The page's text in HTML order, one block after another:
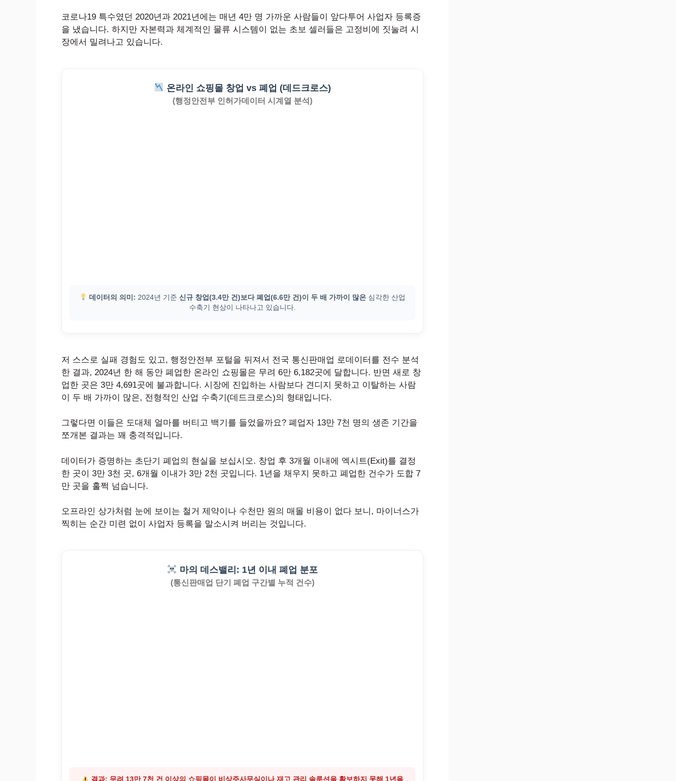
코로나19 특수였던 2020년과 2021년에는 매년 4만 명 가까운 사람들이 앞다투어 사업자 등록증
을 냈습니다. 하지만 자본력과 체계적인 물류 시스템이 없는 초보 셀러들은 고정비에 짓눌려 시
장에서 밀려나고 있습니다.
온라인 쇼핑몰 창업 vs 폐업 (데드크로스)
(행정안전부 인허가데이터 시계열 분석)
데이터의 의미: 2024년 기준신규 창업(3.4만 건)보다 폐업(6.6만 건)이 두 배 가까이 많은 심각한 산업
수축기 현상이 나타나고 있습니다.
저 스스로 실패 경험도 있고, 행정안전부 포털을 뒤져서 전국 통신판매업 로데이터를 전수 분석
한 결과, 2024년 한 해 동안 폐업한 온라인 쇼핑몰은 무려 6만 6,182곳에 달합니다. 반면 새로 창
업한 곳은 3만 4,691곳에 불과합니다. 시장에 진입하는 사람보다 견디지 못하고 이탈하는 사람
이 두 배 가까이 많은, 전형적인 산업 수축기(데드크로스)의 형태입니다.
그렇다면 이들은 도대체 얼마를 버티고 백기를 들었을까요? 폐업자 13만 7천 명의 생존 기간을
쪼개본 결과는 꽤 충격적입니다.
데이터가 증명하는 초단기 폐업의 현실을 보십시오. 창업 후 3개월 이내에 엑시트(Exit)를 결정
한 곳이 3만 3천 곳, 6개월 이내가 3만 2천 곳입니다. 1년을 채우지 못하고 폐업한 건수가 도합 7
만 곳을 훌쩍 넘습니다.
오프라인 상가처럼 눈에 보이는 철거 제약이나 수천만 원의 매몰 비용이 없다 보니, 마이너스가
찍히는 순간 미련 없이 사업자 등록을 말소시켜 버리는 것입니다.
마의 데스밸리: 1년 이내 폐업 분포
(통신판매업 단기 폐업 구간별 누적 건수)
결과: 무려 13만 7천 건 이상의 쇼핑몰이 비상주사무실이나 재고 관리 솔루션을 확보하지 못해 1년을